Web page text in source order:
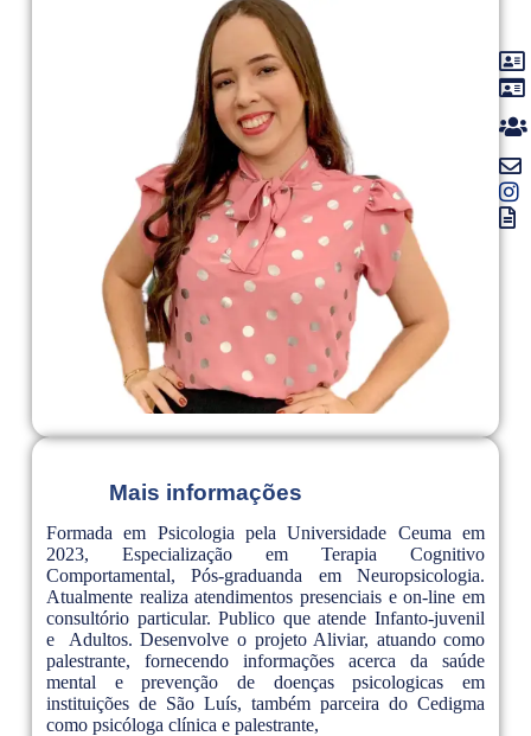
Mais informações
Formada em Psicologia pela Universidade Ceuma em
2023, Especialização em Terapia Cognitivo
Comportamental, Pós-graduanda em Neuropsicologia.
Atualmente realiza atendimentos presenciais e on-line em
consultório particular. Publico que atende Infanto-juvenil
e Adultos. Desenvolve o projeto Aliviar, atuando como
palestrante, fornecendo informações acerca da saúde
mental e prevenção de doenças psicologicas em
instituições de São Luís, também parceira do Cedigma
como psicóloga clínica e palestrante,